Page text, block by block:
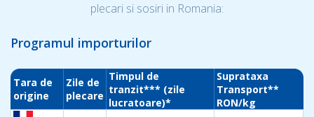
plecari si sosiri in Romania:
Programul importurilor
Tara de
origine
Zile de
plecare
Timpul de
tranzit*** (zile
lucratoare)*
Suprataxa
Transport**
RON/kg